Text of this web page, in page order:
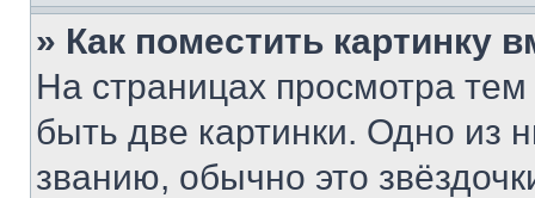
» Как поместить картинку
На страницах просмотра
быть две картинки. Одно из
званию, обычно это